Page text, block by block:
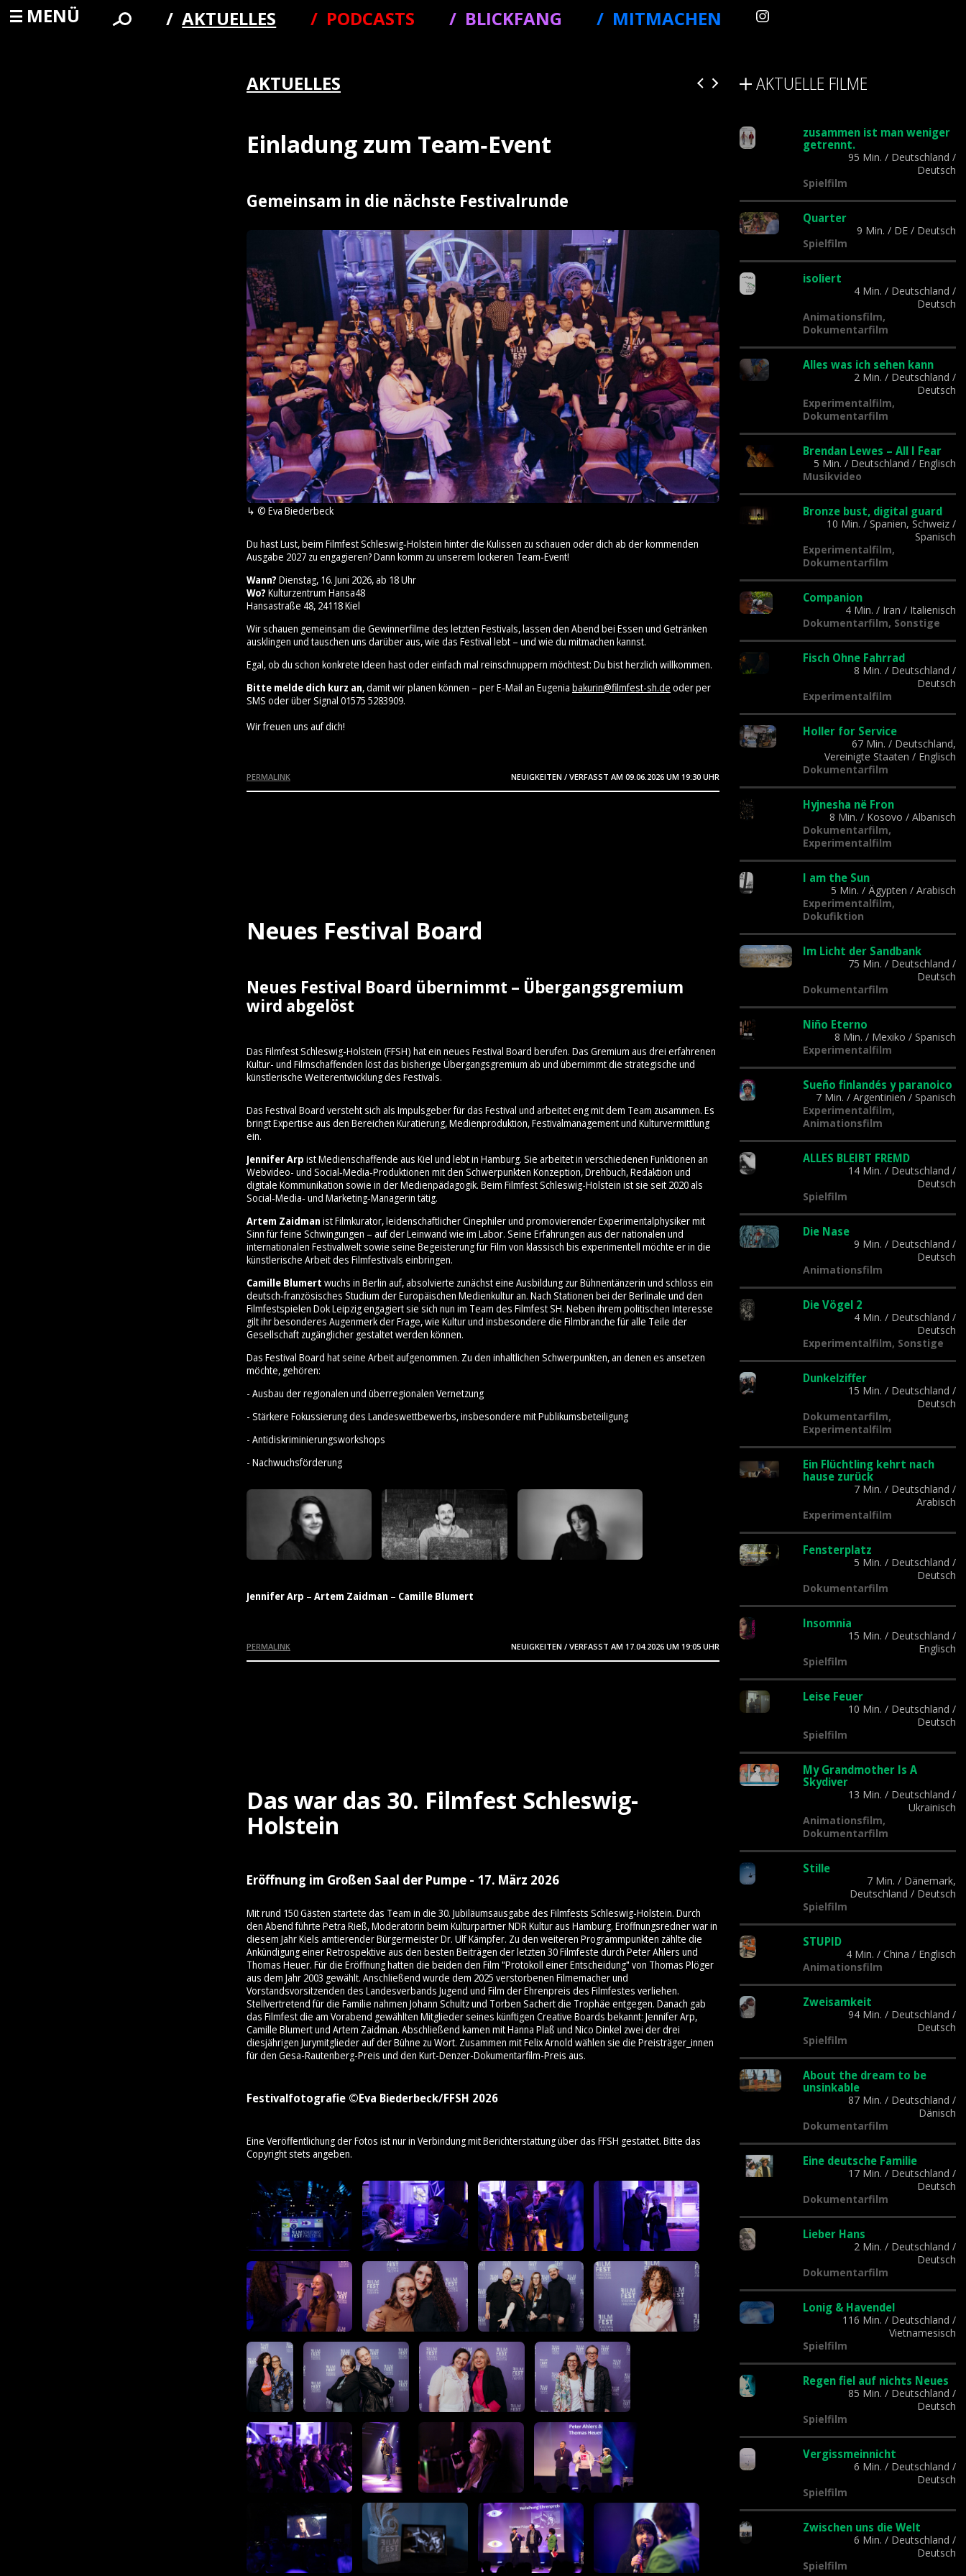
MENÜ AKTUELLES PODCASTS BLICKFANG MITMACHEN
AKTUELLES
Einladung zum Team‑Event
Gemeinsam in die nächste Festivalrunde
© Eva Biederbeck
Du hast Lust, beim Filmfest Schleswig‑Holstein hinter die Kulissen zu schauen oder dich ab der kommenden
Ausgabe 2027 zu engagieren? Dann komm zu unserem lockeren Team‑Event!
Wann? Dienstag, 16. Juni 2026, ab 18 Uhr
Wo? Kulturzentrum Hansa48
Hansastraße 48, 24118 Kiel
Wir schauen gemeinsam die Gewinnerfilme des letzten Festivals, lassen den Abend bei Essen und Getränken
ausklingen und tauschen uns darüber aus, wie das Festival lebt – und wie du mitmachen kannst.
Egal, ob du schon konkrete Ideen hast oder einfach mal reinschnuppern möchtest: Du bist herzlich willkommen.
Bitte melde dich kurz an, damit wir planen können – per E‑Mail an Eugenia bakurin@filmfest-sh.de oder per
SMS oder über Signal 01575 5283909⁩.
Wir freuen uns auf dich!
NEUIGKEITEN / VERFASST AM 09.06.2026 UM 19:30 UHR
PERMALINK
Neues Festival Board
Neues Festival Board übernimmt – Übergangsgremium
wird abgelöst
Das Filmfest Schleswig-Holstein (FFSH) hat ein neues Festival Board berufen. Das Gremium aus drei erfahrenen
Kultur- und Filmschaffenden löst das bisherige Übergangsgremium ab und übernimmt die strategische und
künstlerische Weiterentwicklung des Festivals.
Das Festival Board versteht sich als Impulsgeber für das Festival und arbeitet eng mit dem Team zusammen. Es
bringt Expertise aus den Bereichen Kuratierung, Medienproduktion, Festivalmanagement und Kulturvermittlung
ein.
Jennifer Arp ist Medienschaffende aus Kiel und lebt in Hamburg. Sie arbeitet in verschiedenen Funktionen an
Webvideo- und Social‑Media‑Produktionen mit den Schwerpunkten Konzeption, Drehbuch, Redaktion und
digitale Kommunikation sowie in der Medienpädagogik. Beim Filmfest Schleswig-Holstein ist sie seit 2020 als
Social‑Media‑ und Marketing‑Managerin tätig.
Artem Zaidman ist Filmkurator, leidenschaftlicher Cinephiler und promovierender Experimentalphysiker mit
Sinn für feine Schwingungen – auf der Leinwand wie im Labor. Seine Erfahrungen aus der nationalen und
internationalen Festivalwelt sowie seine Begeisterung für Film von klassisch bis experimentell möchte er in die
künstlerische Arbeit des Filmfestivals einbringen.
Camille Blumert wuchs in Berlin auf, absolvierte zunächst eine Ausbildung zur Bühnentänzerin und schloss ein
deutsch‑französisches Studium der Europäischen Medienkultur an. Nach Stationen bei der Berlinale und den
Filmfestspielen Dok Leipzig engagiert sie sich nun im Team des Filmfest SH. Neben ihrem politischen Interesse
gilt ihr besonderes Augenmerk der Frage, wie Kultur und insbesondere die Filmbranche für alle Teile der
Gesellschaft zugänglicher gestaltet werden können.
Das Festival Board hat seine Arbeit aufgenommen. Zu den inhaltlichen Schwerpunkten, an denen es ansetzen
möchte, gehören:
- Ausbau der regionalen und überregionalen Vernetzung
- Stärkere Fokussierung des Landeswettbewerbs, insbesondere mit Publikumsbeteiligung
- Antidiskriminierungsworkshops
- Nachwuchsförderung
Jennifer Arp – Artem Zaidman – Camille Blumert
NEUIGKEITEN / VERFASST AM 17.04.2026 UM 19:05 UHR
PERMALINK
Das war das 30. Filmfest Schleswig-
Holstein
Eröffnung im Großen Saal der Pumpe - 17. März 2026
Mit rund 150 Gästen startete das Team in die 30. Jubiläumsausgabe des Filmfests Schleswig-Holstein. Durch
den Abend führte Petra Rieß, Moderatorin beim Kulturpartner NDR Kultur aus Hamburg. Eröffnungsredner war in
diesem Jahr Kiels amtierender Bürgermeister Dr. Ulf Kämpfer. Zu den weiteren Programmpunkten zählte die
Ankündigung einer Retrospektive aus den besten Beiträgen der letzten 30 Filmfeste durch Peter Ahlers und
Thomas Heuer. Für die Eröffnung hatten die beiden den Film "Protokoll einer Entscheidung" von Thomas Plöger
aus dem Jahr 2003 gewählt. Anschließend wurde dem 2025 verstorbenen Filmemacher und
Vorstandsvorsitzenden des Landesverbands Jugend und Film der Ehrenpreis des Filmfestes verliehen.
Stellvertretend für die Familie nahmen Johann Schultz und Torben Sachert die Trophäe entgegen. Danach gab
das Filmfest die am Vorabend gewählten Mitglieder seines künftigen Creative Boards bekannt: Jennifer Arp,
Camille Blumert und Artem Zaidman. Abschließend kamen mit Hanna Plaß und Nico Dinkel zwei der drei
diesjährigen Jurymitglieder auf der Bühne zu Wort. Zusammen mit Felix Arnold wählen sie die Preisträger_innen
für den Gesa-Rautenberg-Preis und den Kurt-Denzer-Dokumentarfilm-Preis aus.
Festivalfotografie ©Eva Biederbeck/FFSH 2026
Eine Veröffentlichung der Fotos ist nur in Verbindung mit Berichterstattung über das FFSH gestattet. Bitte das
Copyright stets angeben.
AKTUELLE FILME
zusammen ist man weniger
getrennt.
95 Min. / Deutschland /
Deutsch
Spielfilm
Quarter
9 Min. / DE / Deutsch
Spielfilm
isoliert
4 Min. / Deutschland /
Deutsch
Animationsfilm,
Dokumentarfilm
Alles was ich sehen kann
2 Min. / Deutschland /
Deutsch
Experimentalfilm,
Dokumentarfilm
Brendan Lewes – All I Fear
5 Min. / Deutschland / Englisch
Musikvideo
Bronze bust, digital guard
10 Min. / Spanien, Schweiz /
Spanisch
Experimentalfilm,
Dokumentarfilm
Companion
4 Min. / Iran / Italienisch
Dokumentarfilm, Sonstige
Fisch Ohne Fahrrad
8 Min. / Deutschland /
Deutsch
Experimentalfilm
Holler for Service
67 Min. / Deutschland,
Vereinigte Staaten / Englisch
Dokumentarfilm
Hyjnesha në Fron
8 Min. / Kosovo / Albanisch
Dokumentarfilm,
Experimentalfilm
I am the Sun
5 Min. / Ägypten / Arabisch
Experimentalfilm,
Dokufiktion
Im Licht der Sandbank
75 Min. / Deutschland /
Deutsch
Dokumentarfilm
Niño Eterno
8 Min. / Mexiko / Spanisch
Experimentalfilm
Sueño finlandés y paranoico
7 Min. / Argentinien / Spanisch
Experimentalfilm,
Animationsfilm
ALLES BLEIBT FREMD
14 Min. / Deutschland /
Deutsch
Spielfilm
Die Nase
9 Min. / Deutschland /
Deutsch
Animationsfilm
Die Vögel 2
4 Min. / Deutschland /
Deutsch
Experimentalfilm, Sonstige
Dunkelziffer
15 Min. / Deutschland /
Deutsch
Dokumentarfilm,
Experimentalfilm
Ein Flüchtling kehrt nach
hause zurück
7 Min. / Deutschland /
Arabisch
Experimentalfilm
Fensterplatz
5 Min. / Deutschland /
Deutsch
Dokumentarfilm
Insomnia
15 Min. / Deutschland /
Englisch
Spielfilm
Leise Feuer
10 Min. / Deutschland /
Deutsch
Spielfilm
My Grandmother Is A
Skydiver
13 Min. / Deutschland /
Ukrainisch
Animationsfilm,
Dokumentarfilm
Stille
7 Min. / Dänemark,
Deutschland / Deutsch
Spielfilm
STUPID
4 Min. / China / Englisch
Animationsfilm
Zweisamkeit
94 Min. / Deutschland /
Deutsch
Spielfilm
About the dream to be
unsinkable
87 Min. / Deutschland /
Dänisch
Dokumentarfilm
Eine deutsche Familie
17 Min. / Deutschland /
Deutsch
Dokumentarfilm
Lieber Hans
2 Min. / Deutschland /
Deutsch
Dokumentarfilm
Lonig & Havendel
116 Min. / Deutschland /
Vietnamesisch
Spielfilm
Regen fiel auf nichts Neues
85 Min. / Deutschland /
Deutsch
Spielfilm
Vergissmeinnicht
6 Min. / Deutschland /
Deutsch
Spielfilm
Zwischen uns die Welt
6 Min. / Deutschland /
Deutsch
Spielfilm